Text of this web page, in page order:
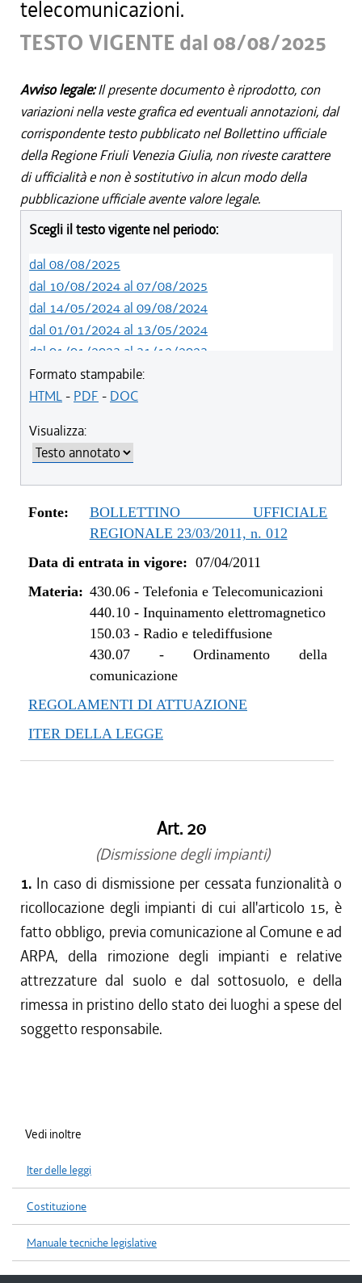
telecomunicazioni.
TESTO VIGENTE dal 08/08/2025
Avviso legale:Il presente documento è riprodotto, con
variazioni nella veste grafica ed eventuali annotazioni, dal
corrispondente testo pubblicato nel Bollettino ufficiale
della Regione Friuli Venezia Giulia, non riveste carattere
di ufficialità e non è sostitutivo in alcun modo della
pubblicazione ufficiale avente valore legale.
Scegli il testo vigente nel periodo:
dal 08/08/2025
dal 10/08/2024 al 07/08/2025
dal 14/05/2024 al 09/08/2024
dal 01/01/2024 al 13/05/2024
dal 01/01/2023 al 31/12/2023
dal 02/07/2020 al 31/12/2022
dal 01/01/2019 al 01/07/2020
dal 27/07/2017 al 28/03/2018
dal 09/01/2017 al 26/07/2017
dal 22/10/2015 al 08/01/2017
dal 24/07/2014 al 21/10/2015
dal 03/07/2014 al 23/07/2014
dal 07/01/2013 al 31/07/2013
dal 29/12/2012 al 06/01/2013
dal 07/04/2011 al 28/12/2012
Formato stampabile:
HTML- PDF - DOC
Visualizza:
Fonte:
BOLLETTINO UFFICIALE
REGIONALE 23/03/2011, n. 012
Data di entrata in vigore: 07/04/2011
Materia: 430.06- Telefonia e Telecomunicazioni
440.10- Inquinamento elettromagnetico
150.03- Radio e telediffusione
430.07-Ordinamento della
comunicazione
REGOLAMENTI DI ATTUAZIONE
ITER DELLA LEGGE
Art. 20
(Dismissione degli impianti)
1. In caso di dismissione per cessata funzionalità o
ricollocazione degli impianti di cui all'articolo 15, è
fatto obbligo, previa comunicazione al Comune e ad
ARPA, della rimozione degli impianti e relative
attrezzature dal suolo e dal sottosuolo, e della
rimessa in pristino dello stato dei luoghi a spese del
soggetto responsabile.
Vedi inoltre
Iter delle leggi
Costituzione
Manuale tecniche legislative